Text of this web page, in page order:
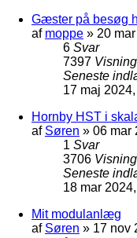
Gæster på besøg
af moppe » 20
6 Svar
7397
Seneste
17 maj
Hornby HST i
af Søren » 06 mar
1 Svar
3706
Seneste
18 mar
Mit modulanlæg
af Søren » 17 nov